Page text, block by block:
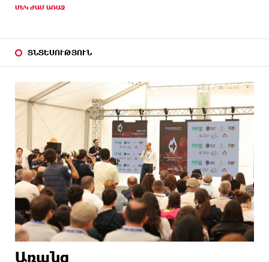
ՄԵԿ ԺԱՄ ԱՌԱՋ
ՏՆՏԵՍՈՒԹՅՈՒՆ
Առանց